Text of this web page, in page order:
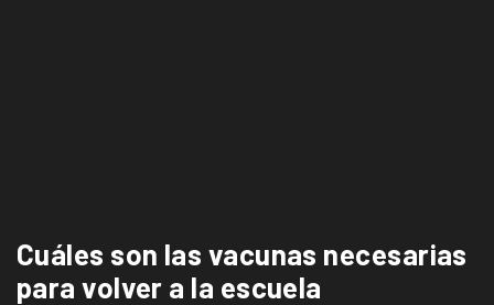
Cuáles son las vacunas necesarias
para volver a la escuela